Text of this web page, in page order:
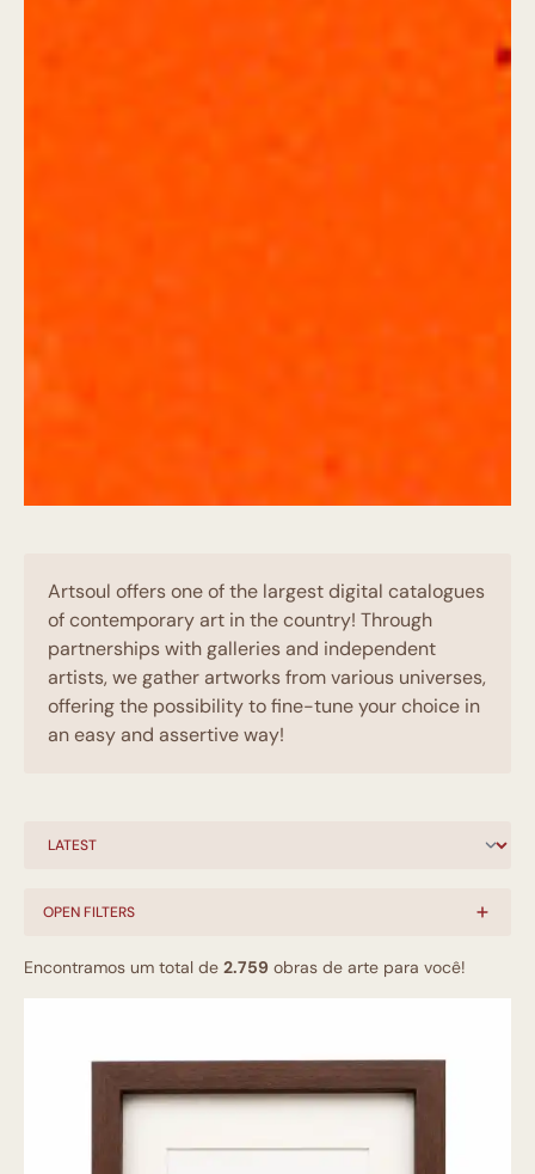
Artsoul offers one of the largest digital catalogues
of contemporary art in the country! Through
partnerships with galleries and independent
artists, we gather artworks from various universes,
offering the possibility to fine-tune your choice in
an easy and assertive way!
OPEN FILTERS
Encontramos um total de 2.759 obras de arte para você!